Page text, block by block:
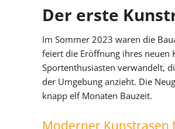
Pflege von Hybridrasen
Der erste
Im Sommer 2023 waren die
feiert die Eröffnung ihres neuen
Sportenthusiasten verwandelt,
der Umgebung anzieht. Die
knapp elf Monaten Bauzeit.
Moderner Kunstrasen